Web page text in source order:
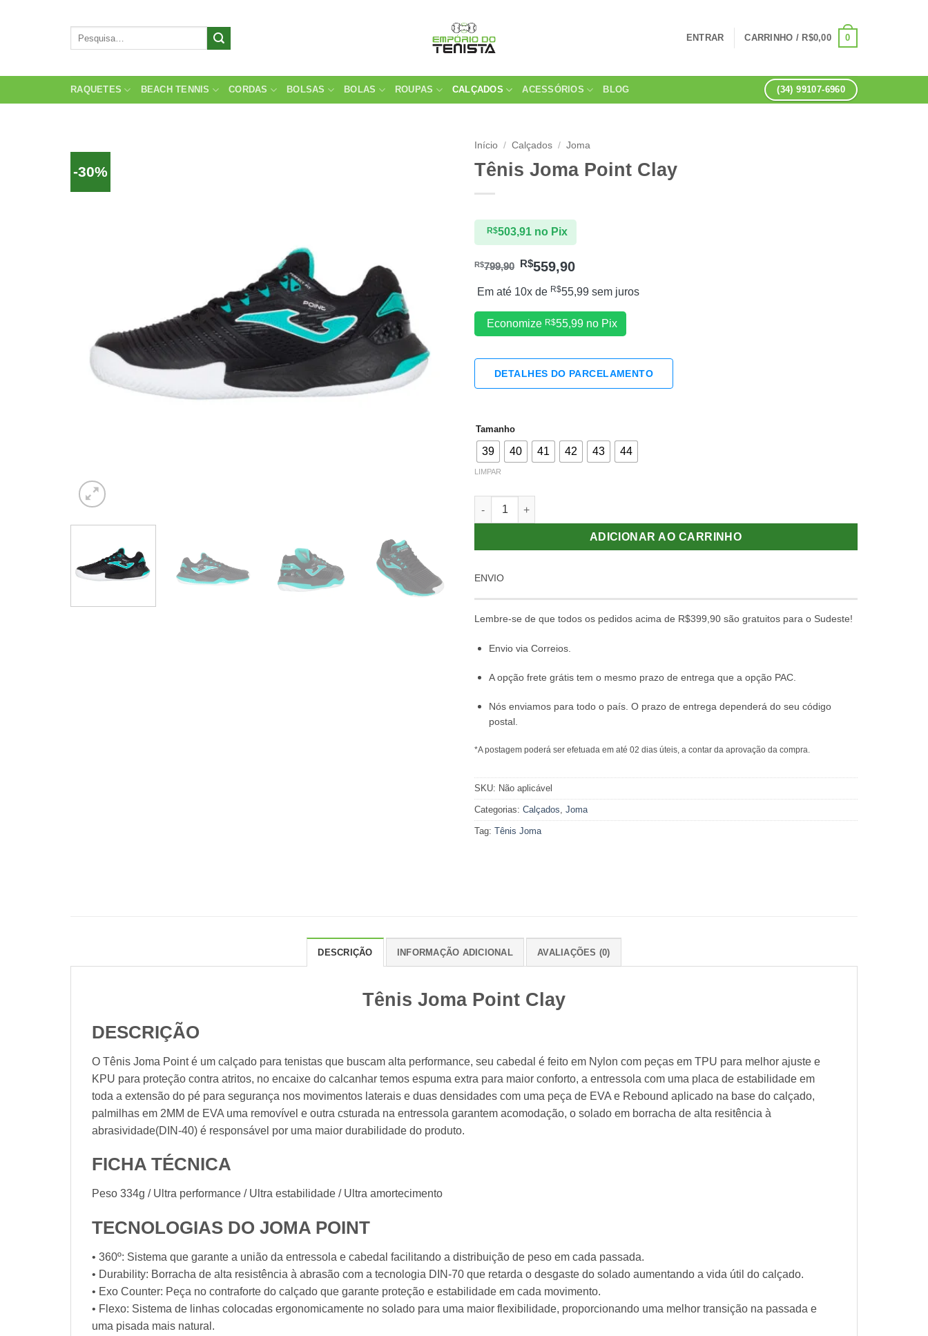
ENTRAR CARRINHO / R$0,00 0
RAQUETES BEACH TENNIS CORDAS BOLSAS BOLAS ROUPAS CALÇADOS ACESSÓRIOS BLOG (34) 99107-6960
-30%
Início / Calçados / Joma
Tênis Joma Point Clay
R$799,90 R$559,90
Em até 10x de R$55,99 sem juros
R$503,91 no Pix
Economize R$55,99no Pix
DETALHES DO PARCELAMENTO
Tamanho
39 40 41 42 43 44
LIMPAR
Tênis Joma Point Clay quantidade
ADICIONAR AO CARRINHO
ENVIO
Lembre-se de que todos os pedidos acima de R$399,90 são gratuitos para o Sudeste!
Envio via Correios.
A opção frete grátis tem o mesmo prazo de entrega que a opção PAC.
Nós enviamos para todo o país. O prazo de entrega dependerá do seu código
postal.
*A postagem poderá ser efetuada em até 02 dias úteis, a contar da aprovação da compra.
SKU: Não aplicável
Categorias: Calçados, Joma
Tag: Tênis Joma
DESCRIÇÃO INFORMAÇÃO ADICIONAL AVALIAÇÕES (0)
Tênis Joma Point Clay
DESCRIÇÃO
O Tênis Joma Point é um calçado para tenistas que buscam alta performance, seu cabedal é feito em Nylon com peças em TPU para melhor ajuste e
KPU para proteção contra atritos, no encaixe do calcanhar temos espuma extra para maior conforto, a entressola com uma placa de estabilidade em
toda a extensão do pé para segurança nos movimentos laterais e duas densidades com uma peça de EVA e Rebound aplicado na base do calçado,
palmilhas em 2MM de EVA uma removível e outra csturada na entressola garantem acomodação, o solado em borracha de alta resitência à
abrasividade(DIN-40) é responsável por uma maior durabilidade do produto.
FICHA TÉCNICA
Peso 334g / Ultra performance / Ultra estabilidade / Ultra amortecimento
TECNOLOGIAS DO JOMA POINT
• 360º: Sistema que garante a união da entressola e cabedal facilitando a distribuição de peso em cada passada.
• Durability: Borracha de alta resistência à abrasão com a tecnologia DIN-70 que retarda o desgaste do solado aumentando a vida útil do calçado.
• Exo Counter: Peça no contraforte do calçado que garante proteção e estabilidade em cada movimento.
• Flexo: Sistema de linhas colocadas ergonomicamente no solado para uma maior flexibilidade, proporcionando uma melhor transição na passada e
uma pisada mais natural.